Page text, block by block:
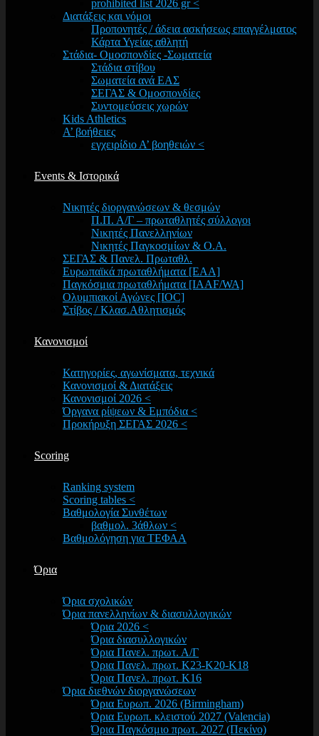
prohibited list 2026 gr <
Διατάξεις και νόμοι
Προπονητές / άδεια ασκήσεως επαγγέλματος
Κάρτα Υγείας αθλητή
Στάδια- Ομοσπονδίες -Σωματεία
Στάδια στίβου
Σωματεία ανά ΕΑΣ
ΣΕΓΑΣ & Ομοσπονδίες
Συντομεύσεις χωρών
Kids Athletics
Α’ βοήθειες
εγχειρίδιο Α’ βοηθειών <
Events & Ιστορικά
Νικητές διοργανώσεων & θεσμών
Π.Π. Α/Γ – πρωταθλητές σύλλογοι
Νικητές Πανελληνίων
Νικητές Παγκοσμίων & Ο.Α.
ΣΕΓΑΣ & Πανελ. Πρωταθλ.
Ευρωπαϊκά πρωταθλήματα [EAA]
Παγκόσμια πρωταθλήματα [IAAF/WA]
Ολυμπιακοί Αγώνες [IOC]
Στίβος / Κλασ.Αθλητισμός
Κανονισμοί
Κατηγορίες, αγωνίσματα, τεχνικά
Κανονισμοί & Διατάξεις
Κανονισμοί 2026 <
Όργανα ρίψεων & Εμπόδια <
Προκήρυξη ΣΕΓΑΣ 2026 <
Scoring
Ranking system
Scoring tables <
Βαθμολογία Συνθέτων
βαθμολ. 3άθλων <
Βαθμολόγηση για ΤΕΦΑΑ
Όρια
Όρια σχολικών
Όρια πανελληνίων & διασυλλογικών
Όρια 2026 <
Όρια διασυλλογικών
Όρια Πανελ. πρωτ. Α/Γ
Όρια Πανελ. πρωτ. Κ23-Κ20-Κ18
Όρια Πανελ. πρωτ. Κ16
Όρια διεθνών διοργανώσεων
Όρια Ευρωπ. 2026 (Birmingham)
Όρια Ευρωπ. κλειστού 2027 (Valencia)
Όρια Παγκόσμιο πρωτ. 2027 (Πεκίνο)